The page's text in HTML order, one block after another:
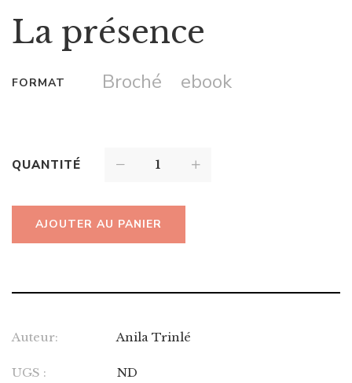
La présence
FORMAT Broché ebook
QUANTITÉ
AJOUTER AU PANIER
Auteur: Anila Trinlé
UGS : ND